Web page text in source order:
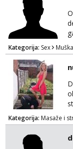
Kategorija: Sex
Kategorija: Masaže i